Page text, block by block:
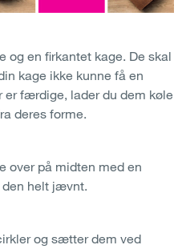
og en firkantet kage. De skal
kage ikke kunne få en
er færdige, lader du dem køle
deres forme.
over på midten med en
den helt jævnt.
og sætter dem ved